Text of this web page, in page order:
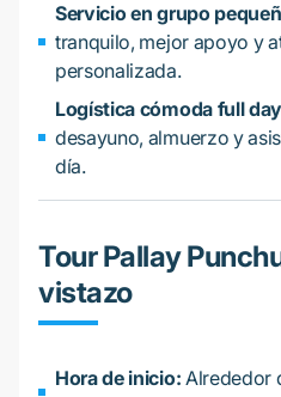
Servicio en grupo
tranquilo, mejor apoyo y
personalizada.
Logística cómoda full
desayuno, almuerzo y
día.
Tour Pallay
vistazo
Hora de inicio: Alrededor